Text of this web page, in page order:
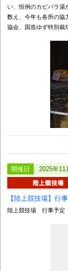
い、恒例のカピバラ湯
数え、今年も各所の
協会、国造ゆず特別栽
開催日 2025年11
【陸上競技場】行
陸上競技場 行事予定